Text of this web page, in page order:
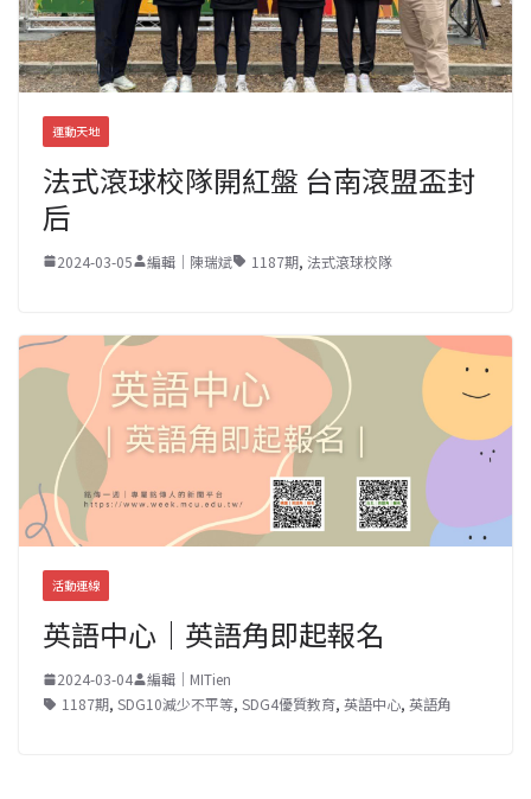
運動天地
法式滾球校隊開紅盤 台南滾盟盃封
后
2024-03-05 編輯｜陳瑞斌 1187期, 法式滾球校隊
活動連線
英語中心｜英語角即起報名
2024-03-04
編輯｜MITien
1187期, SDG10減少不平等, SDG4優質教育, 英語中心, 英語角